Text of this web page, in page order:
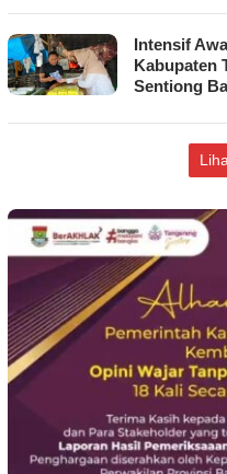
Intensif
Kabupaten
Sentiong